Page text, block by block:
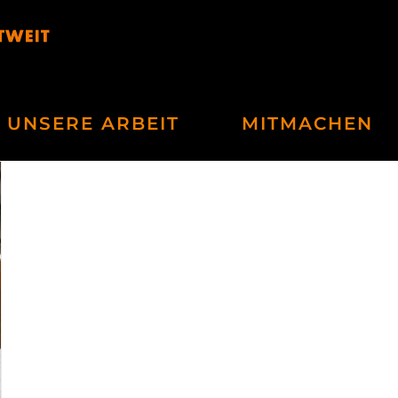
UNSERE ARBEIT MITMACHEN